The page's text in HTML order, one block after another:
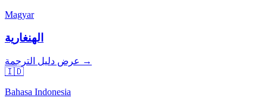
Magyar
الهنغارية
عرض دليل الترجمة →
🇮🇩
Bahasa Indonesia